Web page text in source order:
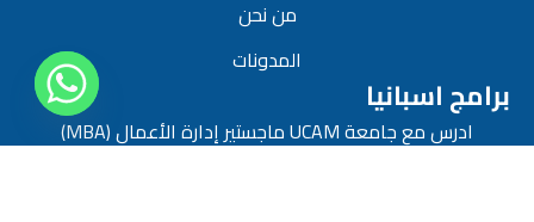
برامج اسبانيا
ادرس مع جامعة UCAM ماجستير إدارة الأعمال (MBA)
من نحن
المدونات